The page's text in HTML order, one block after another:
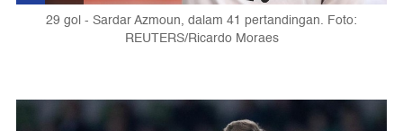
29 gol - Sardar Azmoun, dalam 41 pertandingan. Foto:
REUTERS/Ricardo Moraes